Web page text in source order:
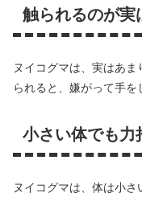
触られるのが実
ヌイコグマは、実はあ
られると、嫌がって手を
小さい体でも力
ヌイコグマは、体は小